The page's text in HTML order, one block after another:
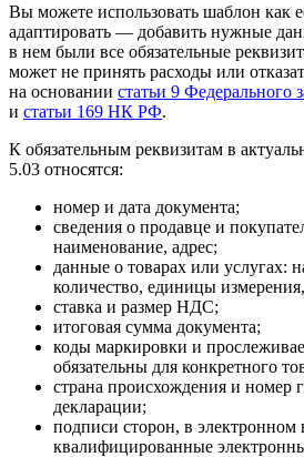
Вы можете использовать шаблон как
адаптировать — добавить нужные
в нем были все обязательные
может не принять расходы или
на основании статьи 9
и статьи 169 НК РФ.
К обязательным реквизитам в
5.03 относятся:
номер и дата документа;
сведения о продавце и
наименование, адрес;
данные о товарах или услугах:
количество, единицы
ставка и размер НДС;
итоговая сумма документа;
коды маркировки и
обязательны для конкретного
страна происхождения и номер
декларации;
подписи сторон, в
квалифицированные